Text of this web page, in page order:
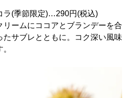
(季節限定)…290円(税込)
ームにココアとブランデーを合
たサブレとともに。コク深い風味